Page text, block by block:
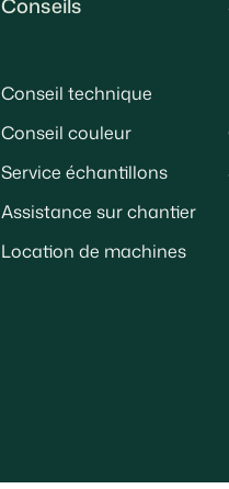
Conseil technique
Conseil couleur
Service échantillons
Assistance sur chantier
Location de machines